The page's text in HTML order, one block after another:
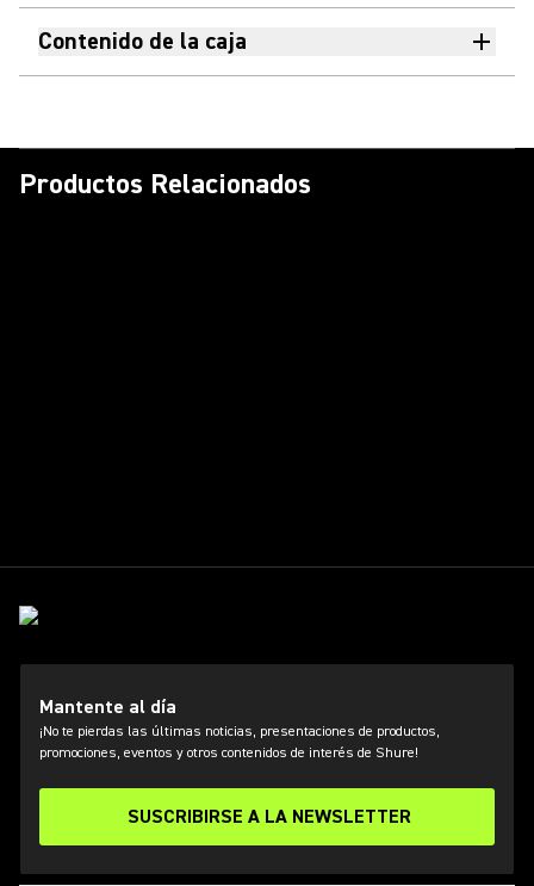
Contenido de la caja
Productos Relacionados
Mantente al día
¡No te pierdas las últimas noticias, presentaciones de productos,
promociones, eventos y otros contenidos de interés de Shure!
SUSCRIBIRSE A LA NEWSLETTER